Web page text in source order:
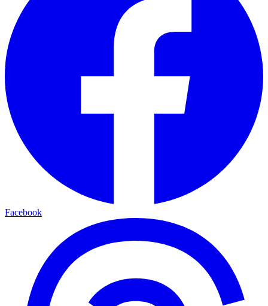
Facebook